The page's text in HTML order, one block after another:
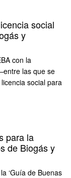
social
y
con la
las que se
social para
para la
de Biogás y
‘Guía de Buenas